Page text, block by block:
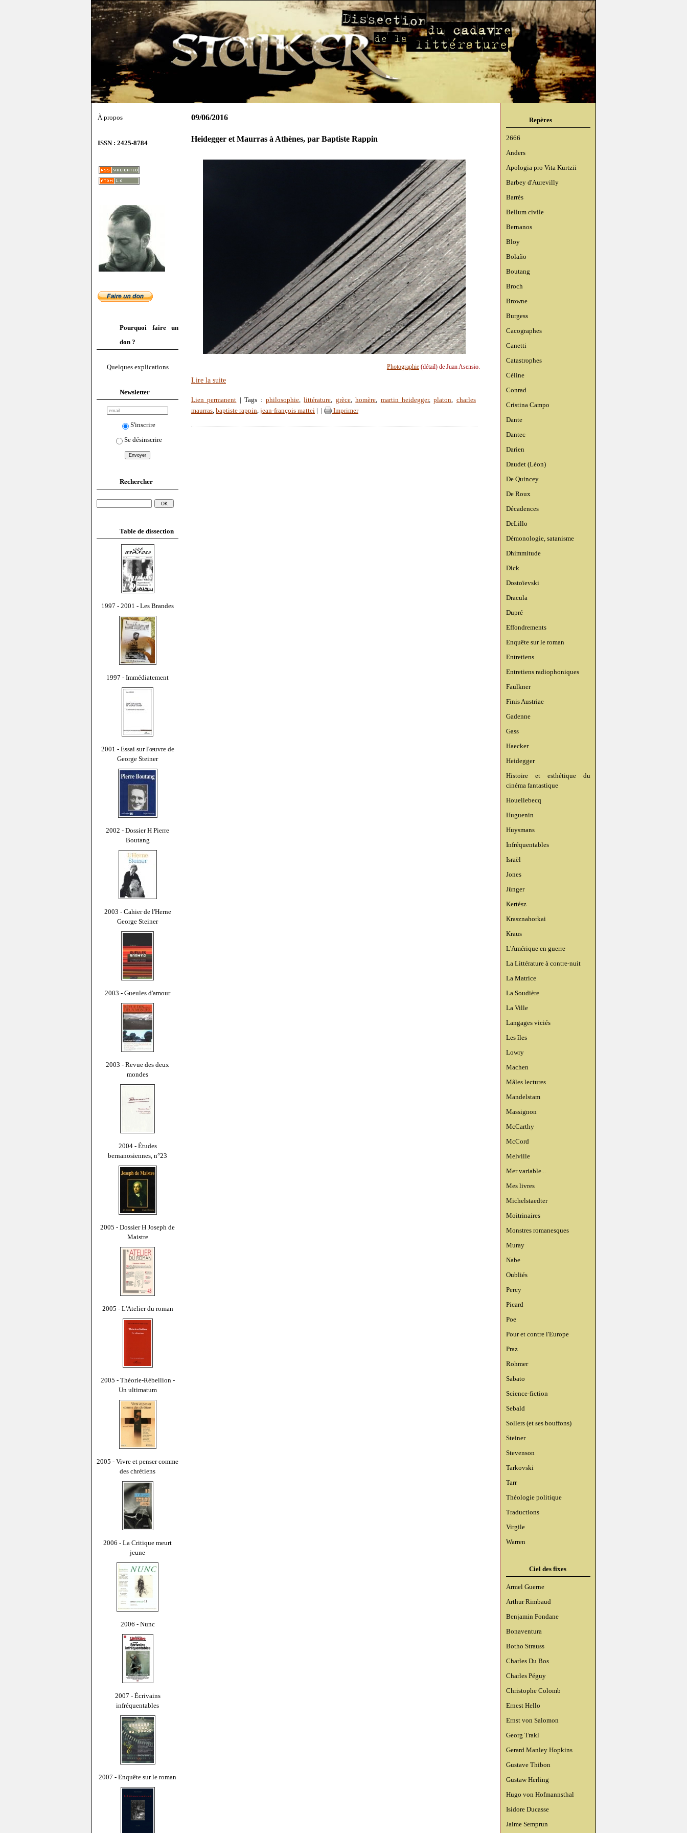
À propos
ISSN : 2425-8784
Pourquoi faire un
don ?
Quelques explications
Newsletter
S'inscrire
Se désinscrire
Rechercher
Table de dissection
1997 - 2001 - Les Brandes
1997 - Immédiatement
2001 - Essai sur l'œuvre de
George Steiner
2002 - Dossier H Pierre
Boutang
2003 - Cahier de l'Herne
George Steiner
2003 - Gueules d'amour
2003 - Revue des deux
mondes
2004 - Études
bernanosiennes, n°23
2005 - Dossier H Joseph de
Maistre
2005 - L'Atelier du roman
2005 - Théorie-Rébellion -
Un ultimatum
2005 - Vivre et penser comme
des chrétiens
2006 - La Critique meurt
jeune
2006 - Nunc
2007 - Écrivains
infréquentables
2007 - Enquête sur le roman
Repères
2666
Anders
Apologia pro Vita Kurtzii
Barbey d'Aurevilly
Barrès
Bellum civile
Bernanos
Bloy
Bolaño
Boutang
Broch
Browne
Burgess
Cacographes
Canetti
Catastrophes
Céline
Conrad
Cristina Campo
Dante
Dantec
Darien
Daudet (Léon)
De Quincey
De Roux
Décadences
DeLillo
Démonologie, satanisme
Dhimmitude
Dick
Dostoïevski
Dracula
Dupré
Effondrements
Enquête sur le roman
Entretiens
Entretiens radiophoniques
Faulkner
Finis Austriae
Gadenne
Gass
Haecker
Heidegger
Histoire et esthétique du
cinéma fantastique
Houellebecq
Huguenin
Huysmans
Infréquentables
Israël
Jones
Jünger
Kertész
Krasznahorkai
Kraus
L'Amérique en guerre
La Littérature à contre-nuit
La Matrice
La Soudière
La Ville
Langages viciés
Les îles
Lowry
Machen
Mâles lectures
Mandelstam
Massignon
McCarthy
McCord
Melville
Mer variable...
Mes livres
Michelstaedter
Moitrinaires
Monstres romanesques
Muray
Nabe
Oubliés
Percy
Picard
Poe
Pour et contre l'Europe
Praz
Rohmer
Sabato
Science-fiction
Sebald
Sollers (et ses bouffons)
Steiner
Stevenson
Tarkovski
Tarr
Théologie politique
Traductions
Virgile
Warren
Ciel des fixes
Armel Guerne
Arthur Rimbaud
Benjamin Fondane
Bonaventura
Botho Strauss
Charles Du Bos
Charles Péguy
Christophe Colomb
Ernest Hello
Ernst von Salomon
Georg Trakl
Gerard Manley Hopkins
Gustave Thibon
Gustaw Herling
Hugo von Hofmannsthal
Isidore Ducasse
Jaime Semprun
09/06/2016
Heidegger et Maurras à Athènes, par Baptiste Rappin
Photographie(détail) de Juan Asensio.
Lire la suite
Lien permanent | Tags :philosophie,littérature, grèce,homère, martin heidegger,platon, charles
maurras, baptiste rappin, jean-françois mattei Imprimer